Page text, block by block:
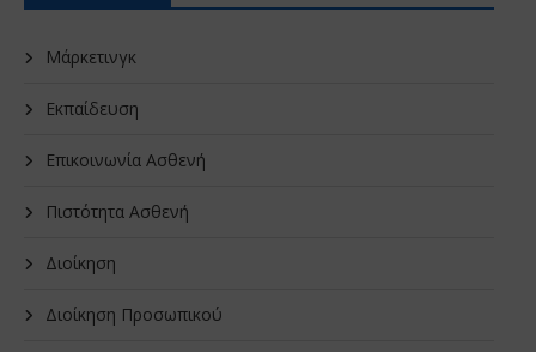
Μάρκετινγκ
Εκπαίδευση
Επικοινωνία Ασθενή
Πιστότητα Ασθενή
Διοίκηση
Διοίκηση Προσωπικού